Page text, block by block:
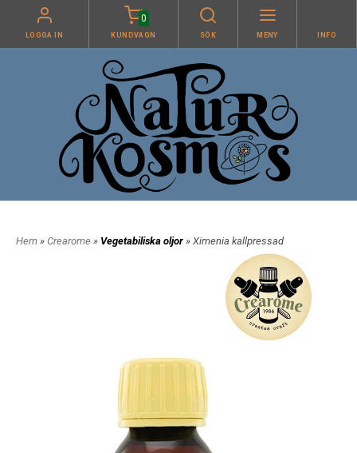
LOGGA IN
0
KUNDVAGN SÖK MENY INFO
Hem » Crearome » Vegetabiliska oljor » Ximenia kallpressad